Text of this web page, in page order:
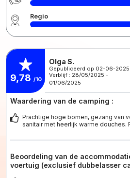
Regio
9,78 /10
Olga S.
Gepubliceerd op 02-06-2025
Verblijf : 28/05/2025 -
01/06/2025
Waardering van de camping :
Prachtige hoge bomen, gezang van
sanitair met heerlijk warme douches.
Beoordeling van de
voertuig (exclusief dubbelasser